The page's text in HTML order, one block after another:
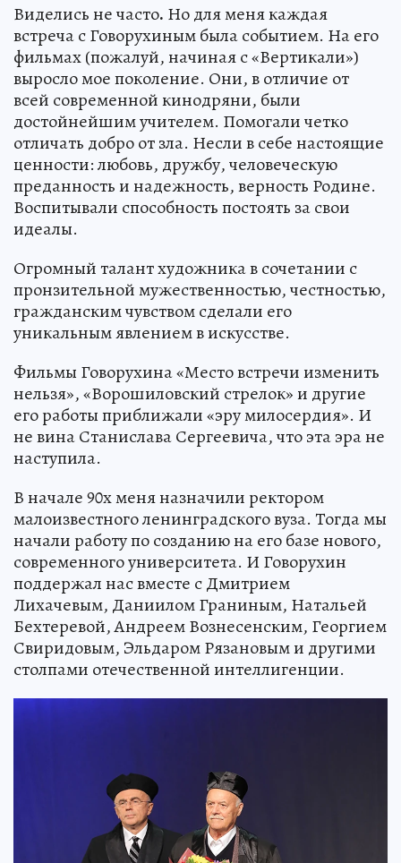
Виделись не часто. Но для меня каждая
встреча с Говорухиным была событием. На его
фильмах (пожалуй, начиная с «Вертикали»)
выросло мое поколение. Они, в отличие от
всей современной кинодряни, были
достойнейшим учителем. Помогали четко
отличать добро от зла. Несли в себе настоящие
ценности: любовь, дружбу, человеческую
преданность и надежность, верность Родине.
Воспитывали способность постоять за свои
идеалы.
Огромный талант художника в сочетании с
пронзительной мужественностью, честностью,
гражданским чувством сделали его
уникальным явлением в искусстве.
Фильмы Говорухина «Место встречи изменить
нельзя», «Ворошиловский стрелок» и другие
его работы приближали «эру милосердия». И
не вина Станислава Сергеевича, что эта эра не
наступила.
В начале 90х меня назначили ректором
малоизвестного ленинградского вуза. Тогда мы
начали работу по созданию на его базе нового,
современного университета. И Говорухин
поддержал нас вместе с Дмитрием
Лихачевым, Даниилом Граниным, Натальей
Бехтеревой, Андреем Вознесенским, Георгием
Свиридовым, Эльдаром Рязановым и другими
столпами отечественной интеллигенции.